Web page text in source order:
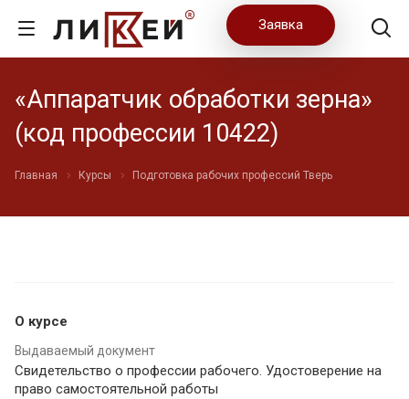
Заявка
«Аппаратчик обработки зерна»
(код профессии 10422)
Главная Курсы Подготовка рабочих профессий Тверь
О курсе
Выдаваемый документ
Свидетельство о профессии рабочего. Удостоверение на
право самостоятельной работы